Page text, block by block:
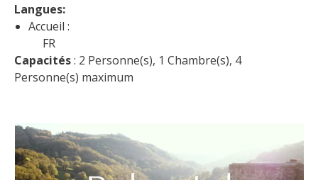
Langues:
Accueil :
FR
Capacités : 2 Personne(s), 1 Chambre(s), 4
Personne(s) maximum